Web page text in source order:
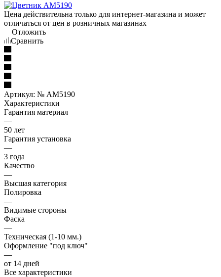
Цена действительна только для интернет-магазина и может
отличаться от цен в розничных магазинах
Отложить
Сравнить
Артикул: № AM5190
Характеристики
Гарантия материал
—
50 лет
Гарантия установка
—
3 года
Качество
—
Высшая категория
Полировка
—
Видимые стороны
Фаска
—
Техническая (1-10 мм.)
Оформление "под ключ"
—
от 14 дней
Все характеристики